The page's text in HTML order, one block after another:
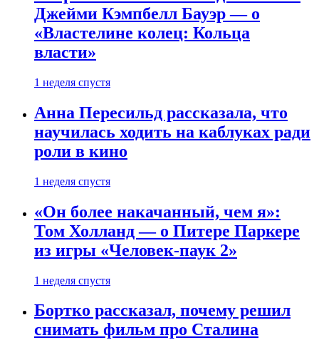
Джейми Кэмпбелл Бауэр — о
«Властелине колец: Кольца
власти»
1 неделя спустя
Анна Пересильд рассказала, что
научилась ходить на каблуках ради
роли в кино
1 неделя спустя
«Он более накачанный, чем я»:
Том Холланд — о Питере Паркере
из игры «Человек-паук 2»
1 неделя спустя
Бортко рассказал, почему решил
снимать фильм про Сталина